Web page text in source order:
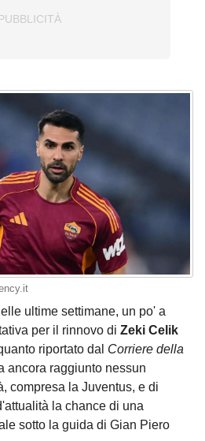
ultime settimane, un po' a
per il rinnovo di Zeki Celik
riportato dal Corriere della
ancora raggiunto nessun
compresa la Juventus, e di
la chance di una
sotto la guida di Gian Piero